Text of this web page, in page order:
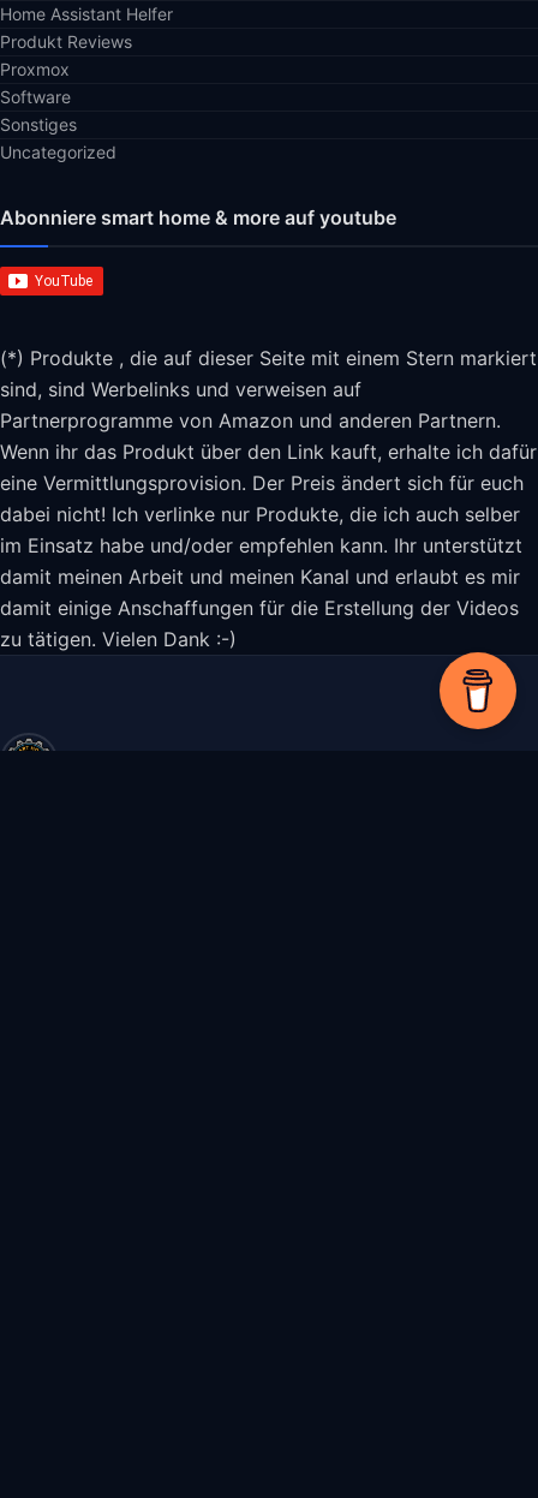
Home Assistant Helfer
Produkt Reviews
Proxmox
Software
Sonstiges
Uncategorized
Abonniere smart home & more auf youtube
(*) Produkte , die auf dieser Seite mit einem Stern markiert
sind, sind Werbelinks und verweisen auf
Partnerprogramme von Amazon und anderen Partnern.
Wenn ihr das Produkt über den Link kauft, erhalte ich dafür
eine Vermittlungsprovision. Der Preis ändert sich für euch
dabei nicht! Ich verlinke nur Produkte, die ich auch selber
im Einsatz habe und/oder empfehlen kann. Ihr unterstützt
damit meinen Arbeit und meinen Kanal und erlaubt es mir
damit einige Anschaffungen für die Erstellung der Videos
zu tätigen. Vielen Dank :-)